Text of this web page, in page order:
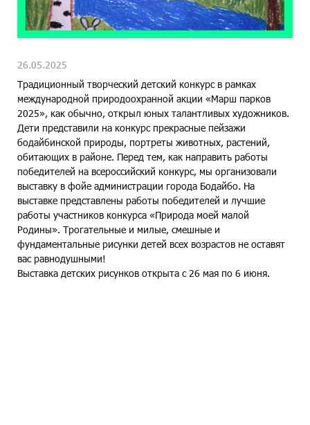
26.05.2025
Традиционный творческий детский конкурс в рамках
международной природоохранной акции «Марш парков
2025», как обычно, открыл юных талантливых художников.
Дети представили на конкурс прекрасные пейзажи
бодайбинской природы, портреты животных, растений,
обитающих в районе. Перед тем, как направить работы
победителей на всероссийский конкурс, мы организовали
выставку в фойе администрации города Бодайбо. На
выставке представлены работы победителей и лучшие
работы участников конкурса «Природа моей малой
Родины». Трогательные и милые, смешные и
фундаментальные рисунки детей всех возрастов не оставят
вас равнодушными!
Выставка детских рисунков открыта с 26 мая по 6 июня.